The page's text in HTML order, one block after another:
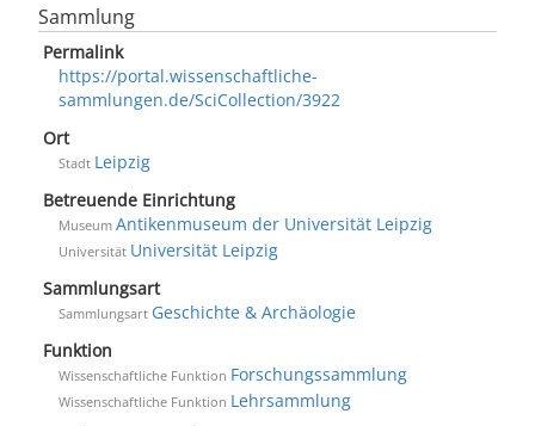
Sammlung
Permalink
https://portal.wissenschaftliche-
sammlungen.de/SciCollection/3922
Ort
Stadt Leipzig
Betreuende Einrichtung
Museum Antikenmuseum der Universität Leipzig
Universität Universität Leipzig
Sammlungsart
Sammlungsart Geschichte & Archäologie
Funktion
Wissenschaftliche Funktion Forschungssammlung
Wissenschaftliche Funktion Lehrsammlung